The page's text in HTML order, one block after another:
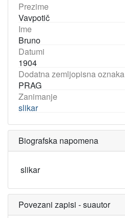
Prezime
Vavpotič
Ime
Bruno
Datumi
1904
Dodatna zemljopisna oznaka
PRAG
Zanimanje
slikar
Biografska napomena
slikar
Povezani zapisi - suautor